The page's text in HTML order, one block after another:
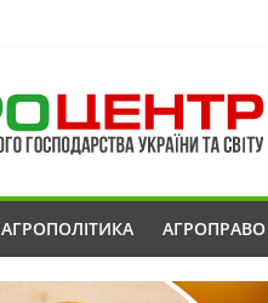
АГРОПОЛІТИКА АГРОПРАВО